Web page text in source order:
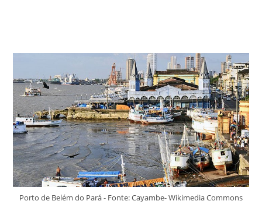
Porto de Belém do Pará - Fonte: Cayambe- Wikimedia Commons